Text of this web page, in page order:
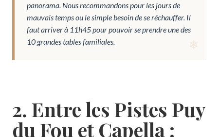
panorama. Nous recommandons pour les jours de
mauvais temps ou le simple besoin de se réchauffer. Il
faut arriver à 11h45 pour pouvoir se prendre une des
10 grandes tables familiales.
2. Entre les Pistes Puy
du Fou et Capella :